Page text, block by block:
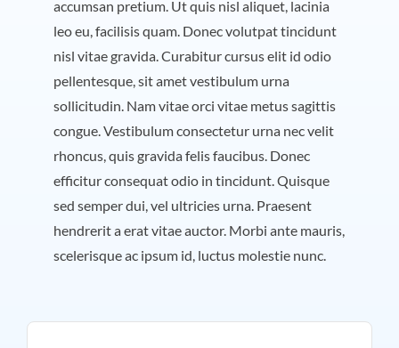
accumsan pretium. Ut quis nisl aliquet, lacinia
leo eu, facilisis quam. Donec volutpat tincidunt
nisl vitae gravida. Curabitur cursus elit id odio
pellentesque, sit amet vestibulum urna
sollicitudin. Nam vitae orci vitae metus sagittis
congue. Vestibulum consectetur urna nec velit
rhoncus, quis gravida felis faucibus. Donec
efficitur consequat odio in tincidunt. Quisque
sed semper dui, vel ultricies urna. Praesent
hendrerit a erat vitae auctor. Morbi ante mauris,
scelerisque ac ipsum id, luctus molestie nunc.